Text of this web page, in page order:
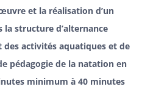
et la réalisation d’un
la structure d’alternance
des activités aquatiques et de
pédagogie de la natation en
minimum à 40 minutes